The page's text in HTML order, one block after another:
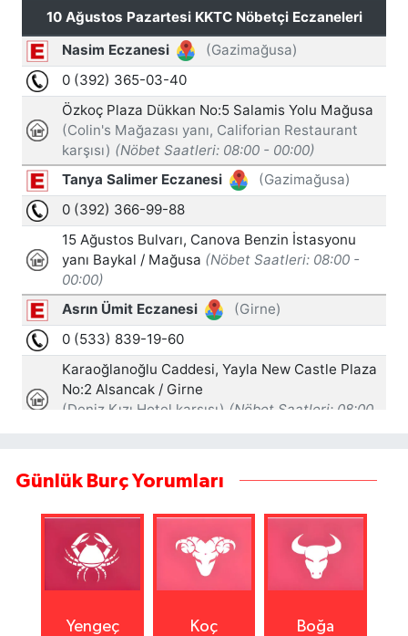
Günlük Burç Yorumları
Yengeç Koç Boğa